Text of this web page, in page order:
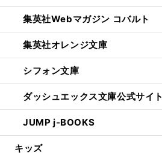
集英社Webマガジン コバルト
集英社オレンジ文庫
シフォン文庫
ダッシュエックス文庫公式サイト
JUMP j-BOOKS
キッズ